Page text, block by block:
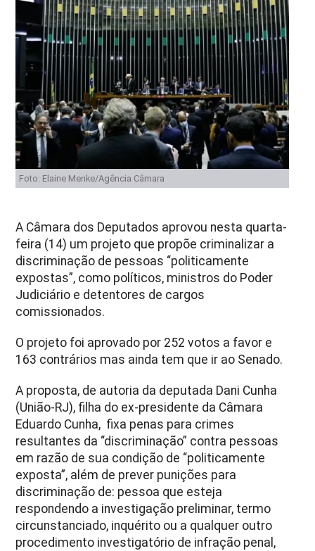
Foto: Elaine Menke/Agência Câmara
A Câmara dos Deputados aprovou nesta quarta-
feira (14) um projeto que propõe criminalizar a
discriminação de pessoas “politicamente
expostas”, como políticos, ministros do Poder
Judiciário e detentores de cargos
comissionados.
O projeto foi aprovado por 252 votos a favor e
163 contrários mas ainda tem que ir ao Senado.
A proposta, de autoria da deputada Dani Cunha
(União-RJ), filha do ex-presidente da Câmara
Eduardo Cunha, fixa penas para crimes
resultantes da “discriminação” contra pessoas
em razão de sua condição de “politicamente
exposta”, além de prever punições para
discriminação de: pessoa que esteja
respondendo a investigação preliminar, termo
circunstanciado, inquérito ou a qualquer outro
procedimento investigatório de infração penal,